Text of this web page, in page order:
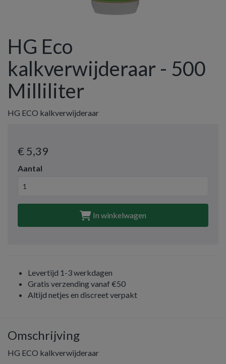
HG Eco
kalkverwijderaar - 500
Milliliter
HG ECO kalkverwijderaar
€ 5,39
Aantal
In winkelwagen
Levertijd 1-3 werkdagen
Gratis verzending vanaf €50
Altijd netjes en discreet verpakt
Omschrijving
HG ECO kalkverwijderaar